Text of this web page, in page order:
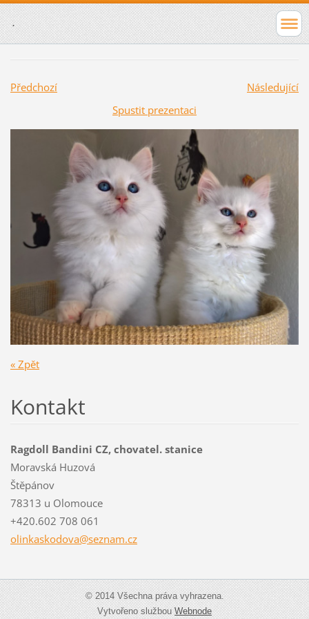
.
Předchozí
Následující
Spustit prezentaci
« Zpět
Kontakt
Ragdoll Bandini CZ, chovatel. stanice
Moravská Huzová
Štěpánov
78313 u Olomouce
+420.602 708 061
olinkaskodova@seznam.cz
© 2014 Všechna práva vyhrazena.
Vytvořeno službouWebnode